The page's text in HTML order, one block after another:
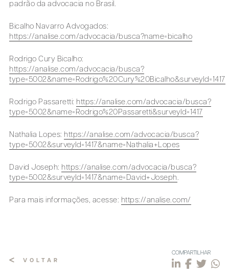
padrão da advocacia no Brasil.
Bicalho Navarro Advogados:
https://analise.com/advocacia/busca?name=bicalho
Rodrigo Cury Bicalho:
https://analise.com/advocacia/busca?
type=5002&name=Rodrigo%20Cury%20Bicalho&surveyId=1417
Rodrigo Passaretti: https://analise.com/advocacia/busca?
type=5002&name=Rodrigo%20Passaretti&surveyId=1417
Nathalia Lopes: https://analise.com/advocacia/busca?
type=5002&surveyId=1417&name=Nathalia+Lopes
David Joseph: https://analise.com/advocacia/busca?
type=5002&surveyId=1417&name=David+Joseph.
Para mais informações, acesse: https://analise.com/
VOLTAR
COMPARTILHAR